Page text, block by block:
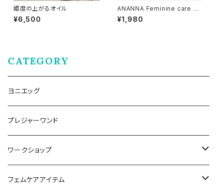
姫度の上がるオイル
¥6,500
ANANNA Feminine care Mi
st
¥1,980
CATEGORY
ヨニエッグ
プレジャーワンド
ワークショップ
ふわトロ膣になるWS
フェムケアアイテム